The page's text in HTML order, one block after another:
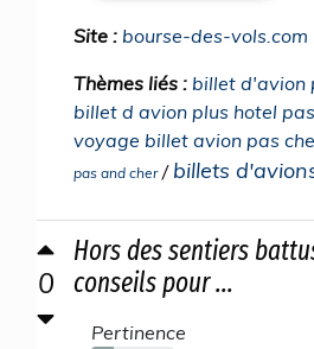
Site : bourse-des-vols.com
Thèmes liés : billet d'avion
billet d avion plus hotel
voyage billet avion pas
pas and cher/ billets
0
Hors des sentiers
conseils pour ...
Pertinence